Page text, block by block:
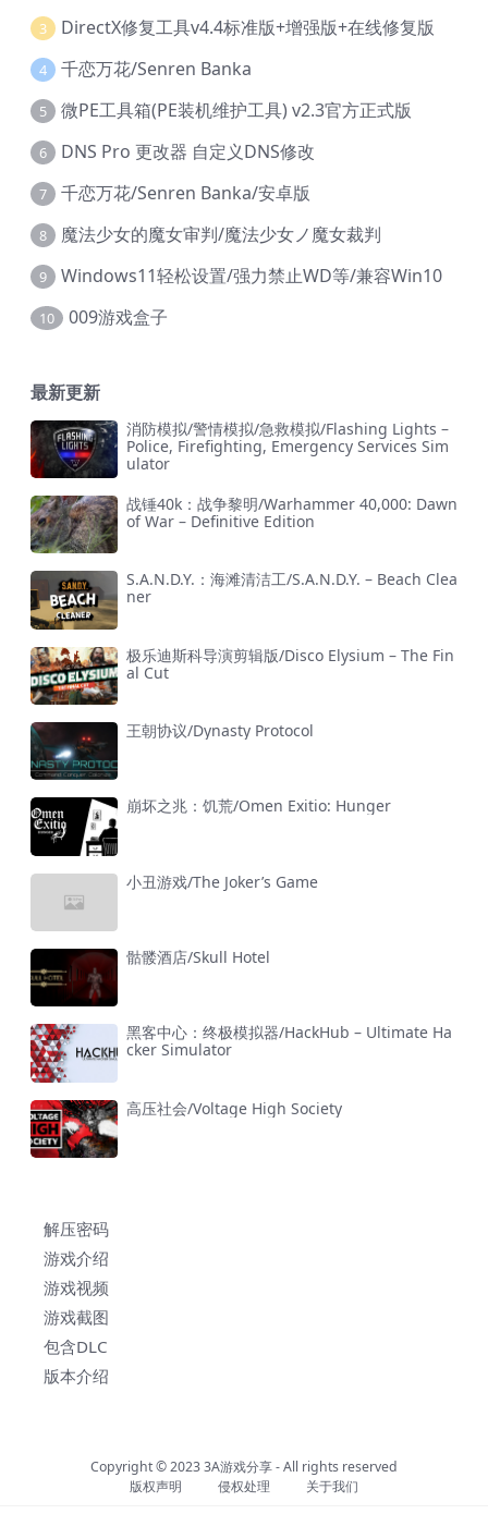
3 DirectX修复工具v4.4标准版+增强版+在线修复版
4 千恋万花/Senren Banka
5 微PE工具箱(PE装机维护工具) v2.3官方正式版
6 DNS Pro 更改器 自定义DNS修改
7 千恋万花/Senren Banka/安卓版
8 魔法少女的魔女审判/魔法少女ノ魔女裁判
9 Windows11轻松设置/强力禁止WD等/兼容Win10
10 009游戏盒子
最新更新
消防模拟/警情模拟/急救模拟/Flashing Lights –
Police, Firefighting, Emergency Services Sim
ulator
战锤40k：战争黎明/Warhammer 40,000: Dawn
of War – Definitive Edition
S.A.N.D.Y.：海滩清洁工/S.A.N.D.Y. – Beach Clea
ner
极乐迪斯科导演剪辑版/Disco Elysium – The Fin
al Cut
王朝协议/Dynasty Protocol
崩坏之兆：饥荒/Omen Exitio: Hunger
小丑游戏/The Joker’s Game
骷髅酒店/Skull Hotel
黑客中心：终极模拟器/HackHub – Ultimate Ha
cker Simulator
高压社会/Voltage High Society
解压密码
游戏介绍
游戏视频
游戏截图
包含DLC
版本介绍
Copyright © 20233A游戏分享- All rights reserved
版权声明
侵权处理 关于我们